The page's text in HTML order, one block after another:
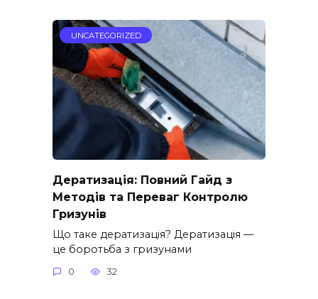
UNCATEGORIZED
Дератизація: Повний Гайд з
Методів та Переваг Контролю
Гризунів
Що таке дератизація? Дератизація —
це боротьба з гризунами
0 32